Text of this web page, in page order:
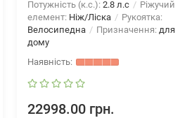
Мотоблок Кентавр МБ 2012ДЭ
Потужність (к.с.): 2.8 л.с
Ріжучий
елемент: Ніж/Ліска
Рукоятка:
Велосипедна
Призначення: для
дому
22998.00 грн.